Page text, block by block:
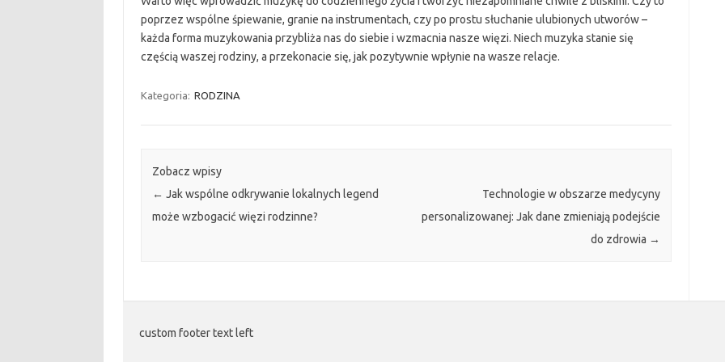
poprzez wspólne śpiewanie, granie na instrumentach, czy po prostu słuchanie ulubionych utworów –
każda forma muzykowania przybliża nas do siebie i wzmacnia nasze więzi. Niech muzyka stanie się
częścią waszej rodziny, a przekonacie się, jak pozytywnie wpłynie na wasze relacje.
Kategoria: RODZINA
Zobacz wpisy
← Jak wspólne odkrywanie lokalnych legend
może wzbogacić więzi rodzinne?
Technologie w obszarze medycyny
personalizowanej: Jak dane zmieniają podejście
do zdrowia →
custom footer text left